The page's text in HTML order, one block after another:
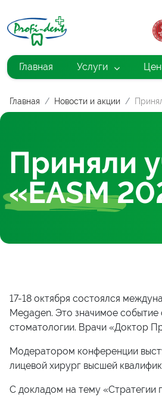
Главная Услуги
Главная Новости и акции
Приняли
«EASM
17-18 октября состоялся
Megagen. Это значимое
стоматологии. Врачи «Доктор
Модератором конференции
лицевой хирург высшей
С докладом на тему «Стратегии